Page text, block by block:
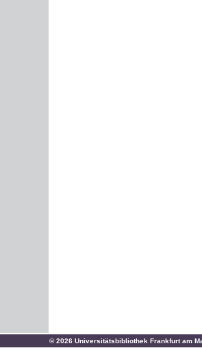
© 2026 Universitätsbibliothek Frankfurt am